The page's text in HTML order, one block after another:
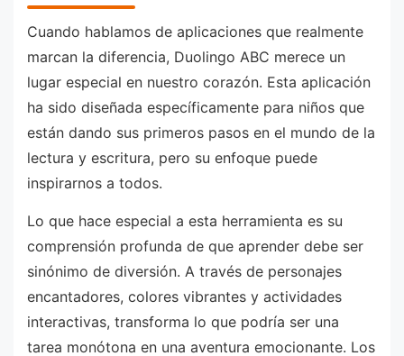
Cuando hablamos de aplicaciones que realmente
marcan la diferencia, Duolingo ABC merece un
lugar especial en nuestro corazón. Esta aplicación
ha sido diseñada específicamente para niños que
están dando sus primeros pasos en el mundo de la
lectura y escritura, pero su enfoque puede
inspirarnos a todos.
Lo que hace especial a esta herramienta es su
comprensión profunda de que aprender debe ser
sinónimo de diversión. A través de personajes
encantadores, colores vibrantes y actividades
interactivas, transforma lo que podría ser una
tarea monótona en una aventura emocionante. Los